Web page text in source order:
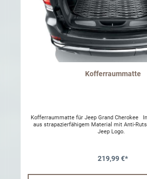
Produkttyp Trennwand Montagezeit 15 Minuten Warnung: Benötigt
das Travall-Hundegitter TDG1489 oder
verfügbar ist. Wenn Sie ein Travall-Hundegitter
die Artikelnummer nicht, können Sie diese
des Gitters finden.
Kofferraummatte
Kofferraummatte für Jeep Grand Cherokee
aus strapazierfähigem Material mit Anti-
Jeep Logo.
219,99 €*